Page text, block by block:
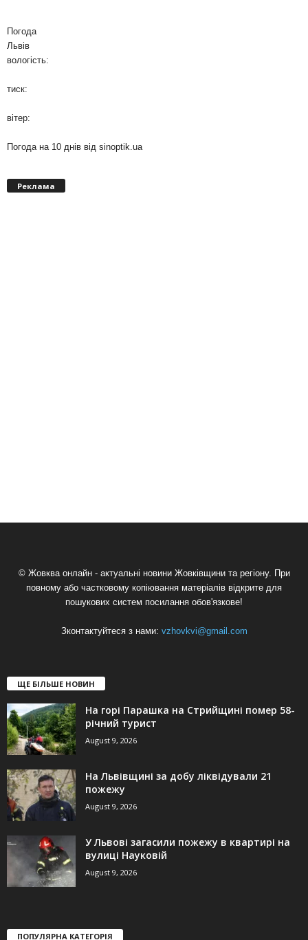
Погода
Львів
вологість:
тиск:
вітер:
Погода на 10 днів від sinoptik.ua
Реклама
© Жовква онлайн - актуальні новини Жовківщини та регіону. При
повному або частковому копіювання матеріалів відкрите для
пошукових систем посилання обов'язкове!
Зконтактуйтеся з нами: vzhovkvi@gmail.com
ЩЕ БІЛЬШЕ НОВИН
На горі Парашка на Стрийщині помер 58-
річний турист
August 9, 2026
На Львівщині за добу ліквідували 21
пожежу
August 9, 2026
У Львові загасили пожежу в квартирі на
вулиці Науковій
August 9, 2026
ПОПУЛЯРНА КАТЕГОРІЯ